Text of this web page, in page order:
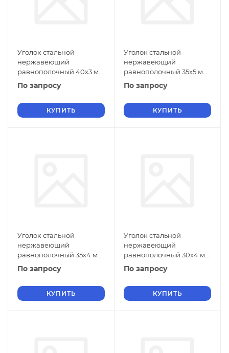
Уголок стальной
нержавеющий
равнополочный 40х3 мм
20Х13 ГОСТ 8509-93
По запросу
КУПИТЬ
Уголок стальной
нержавеющий
равнополочный 35х5 мм
20Х13 ГОСТ 8509-93
По запросу
КУПИТЬ
Уголок стальной
нержавеющий
равнополочный 35х4 мм
20Х13 ГОСТ 8509-93
По запросу
КУПИТЬ
Уголок стальной
нержавеющий
равнополочный 30х4 мм
20Х13 ГОСТ 8509-93
По запросу
КУПИТЬ